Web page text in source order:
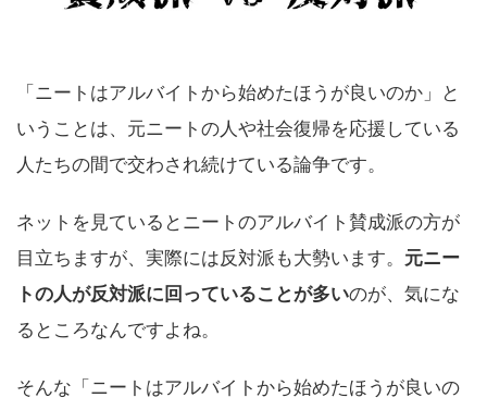
「ニートはアルバイトから始めたほうが良いのか」と
いうことは、元ニートの人や社会復帰を応援している
人たちの間で交わされ続けている論争です。
ネットを見ているとニートのアルバイト賛成派の方が
目立ちますが、実際には反対派も大勢います。 元ニー
トの人が反対派に回っていることが多いのが、気にな
るところなんですよね。
そんな「ニートはアルバイトから始めたほうが良いの